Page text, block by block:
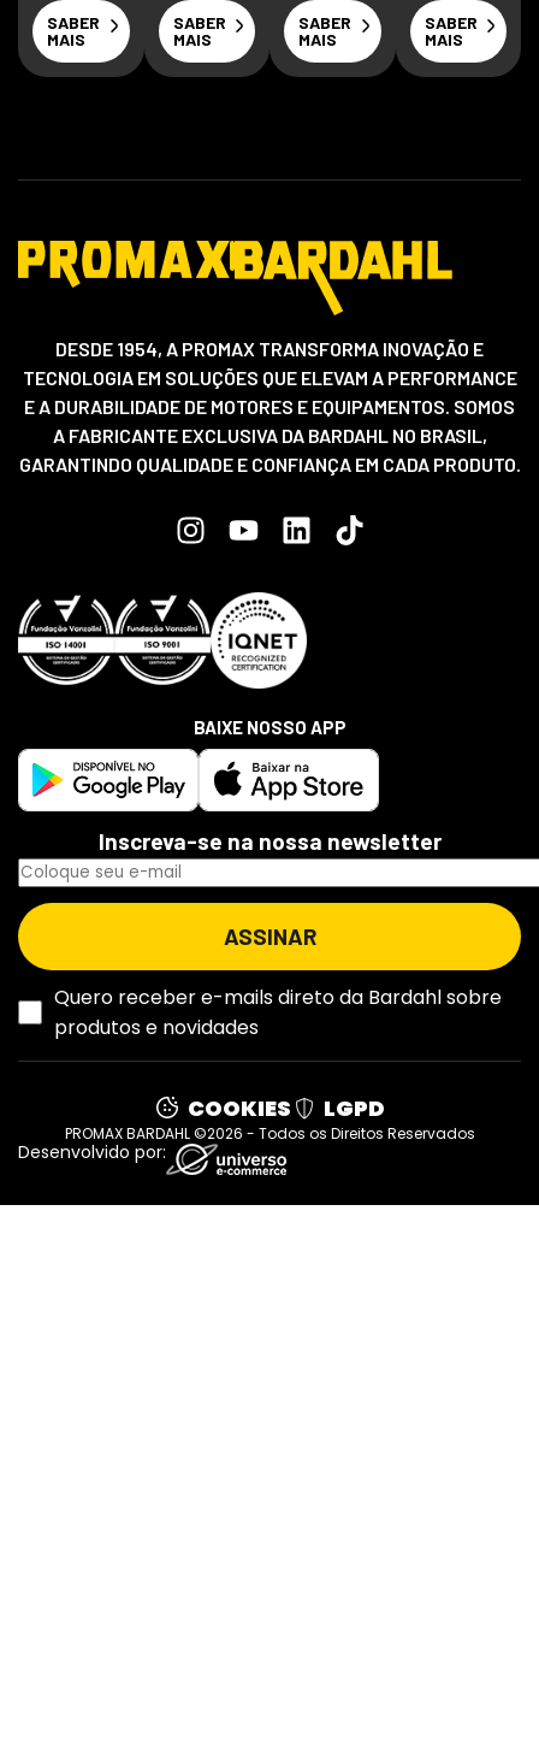
SABER
MAIS
SABER
MAIS
SABER
MAIS
SABER
MAIS
DESDE 1954, A PROMAX TRANSFORMA INOVAÇÃO E
TECNOLOGIA EM SOLUÇÕES QUE ELEVAM A PERFORMANCE
E A DURABILIDADE DE MOTORES E EQUIPAMENTOS. SOMOS
A FABRICANTE EXCLUSIVA DA BARDAHL NO BRASIL,
GARANTINDO QUALIDADE E CONFIANÇA EM CADA PRODUTO.
Inscreva-se na nossa newsletter
Quero receber e-mails direto da Bardahl sobre
produtos e novidades
BAIXE NOSSO APP
COOKIES LGPD
PROMAX BARDAHL ©2026 - Todos os Direitos Reservados
Desenvolvido por: